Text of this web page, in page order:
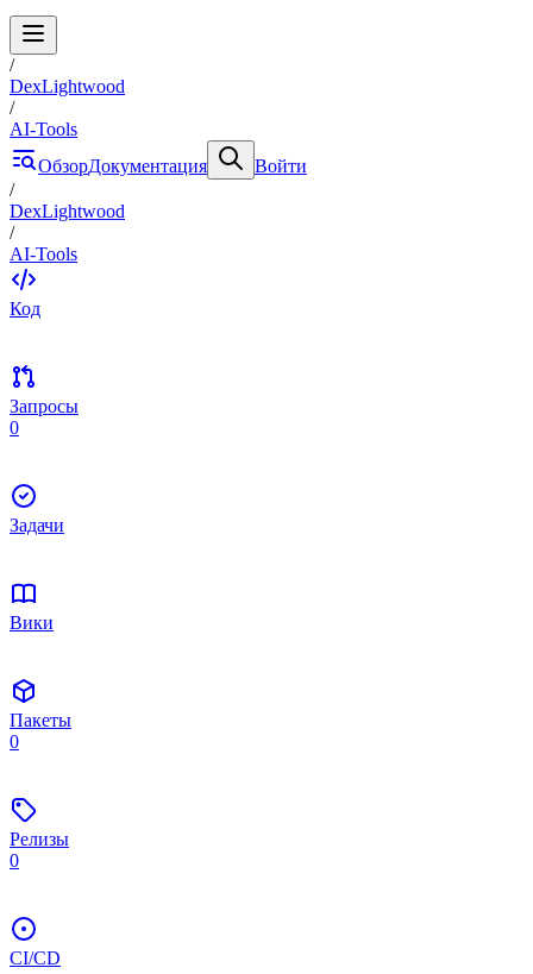
/
DexLightwood
/
AI-Tools
ОбзорДокументация
Войти
/
DexLightwood
/
AI-Tools
Код
Запросы
0
Задачи
Вики
Пакеты
0
Релизы
0
CI/CD